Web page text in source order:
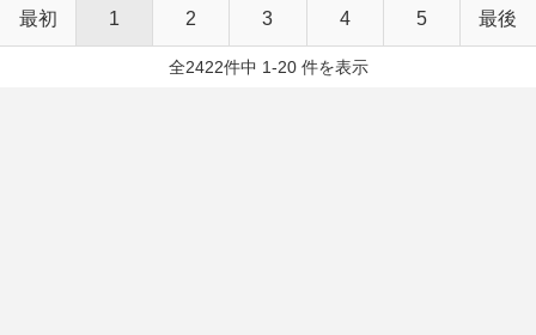
最初 1 2 3 4 5 最後
全2422件中 1-20 件を表示